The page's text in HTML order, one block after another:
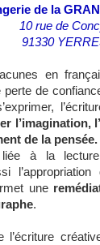
de la
10 rue de
91330
en
perte de
l’imagination,
de la pensée.
liée à la
une
.
l’écriture